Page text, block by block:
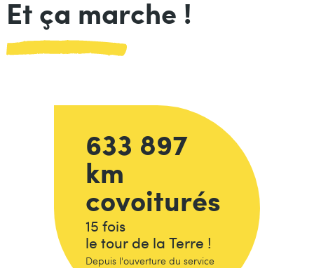
Et ça marche !
633 897
km
covoiturés
15 fois
le tour de la Terre !
Depuis l'ouverture du service